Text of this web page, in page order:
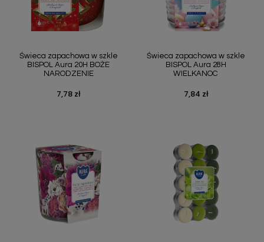
Świeca zapachowa w szkle
BISPOL Aura 20H BOŻE
NARODZENIE
Cena
7,78 zł
Świeca zapachowa w szkle
BISPOL Aura 28H
WIELKANOC
Cena
7,84 zł